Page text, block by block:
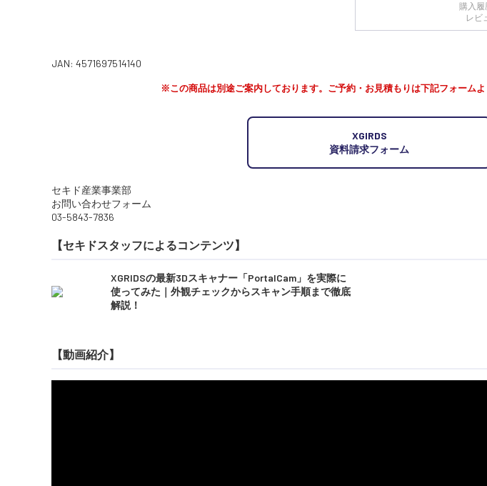
購入履
レビ
JAN: 4571697514140
※この商品は別途ご案内しております。ご予約・お見積もりは下記フォームよ
XGIRDS
資料請求フォーム
セキド産業事業部
お問い合わせフォーム
03-5843-7836
【セキドスタッフによるコンテンツ】
XGRIDSの最新3Dスキャナー「PortalCam」を実際に
使ってみた｜外観チェックからスキャン手順まで徹底
解説！
【動画紹介】